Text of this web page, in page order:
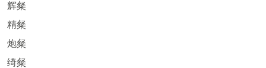
辉粲
精粲
炮粲
绮粲